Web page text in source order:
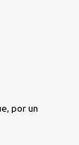
por un